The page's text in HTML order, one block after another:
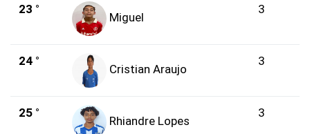
23 °
Miguel
3
24 °
Cristian Araujo
3
25 °
Rhiandre Lopes
3